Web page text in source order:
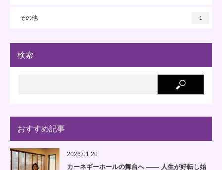
その他 1
検索
おすすめ記事
2026.01.20
カーネギーホールの舞台へ —— 人生が好転し始